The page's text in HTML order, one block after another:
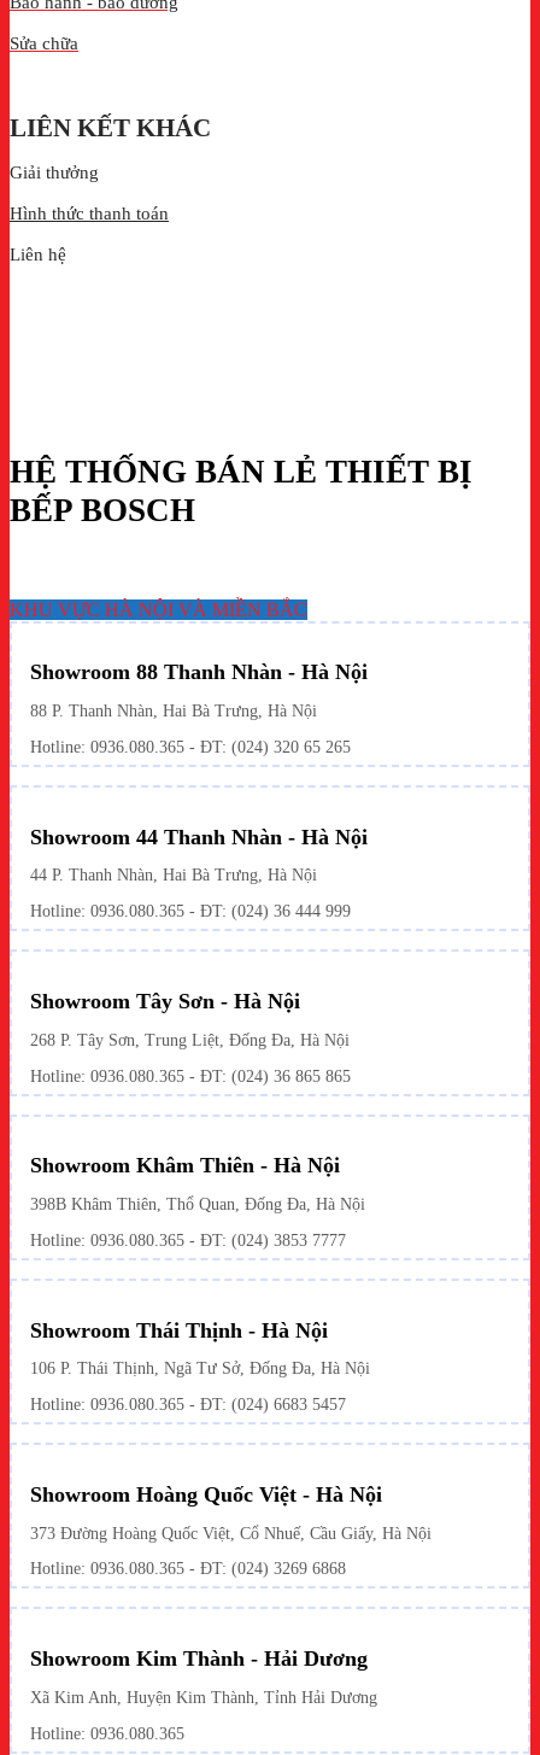
Sửa chữa
LIÊN KẾT KHÁC
Giải thưởng
Hình thức thanh toán
Liên hệ
HỆ THỐNG BÁN LẺ THIẾT BỊ
BẾP BOSCH
KHU VỰC HÀ NỘI VÀ MIỀN BẮC
Showroom 88 Thanh Nhàn - Hà Nội
88 P. Thanh Nhàn, Hai Bà Trưng, Hà Nội
Hotline: 0936.080.365 - ĐT: (024) 320 65 265
Showroom 44 Thanh Nhàn - Hà Nội
44 P. Thanh Nhàn, Hai Bà Trưng, Hà Nội
Hotline: 0936.080.365 - ĐT: (024) 36 444 999
Showroom Tây Sơn - Hà Nội
268 P. Tây Sơn, Trung Liệt, Đống Đa, Hà Nội
Hotline: 0936.080.365 - ĐT: (024) 36 865 865
Showroom Khâm Thiên - Hà Nội
398B Khâm Thiên, Thổ Quan, Đống Đa, Hà Nội
Hotline: 0936.080.365 - ĐT: (024) 3853 7777
Showroom Thái Thịnh - Hà Nội
106 P. Thái Thịnh, Ngã Tư Sở, Đống Đa, Hà Nội
Hotline: 0936.080.365 - ĐT: (024) 6683 5457
Showroom Hoàng Quốc Việt - Hà Nội
373 Đường Hoàng Quốc Việt, Cổ Nhuế, Cầu Giấy, Hà Nội
Hotline: 0936.080.365 - ĐT: (024) 3269 6868
Showroom Kim Thành - Hải Dương
Xã Kim Anh, Huyện Kim Thành, Tỉnh Hải Dương
Hotline: 0936.080.365